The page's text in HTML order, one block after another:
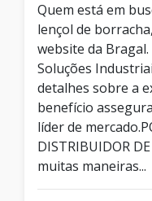
Quem está em
lençol de
website da
Soluções
detalhes sobre a
benefício
líder de
DISTRIBUIDOR
muitas maneiras...